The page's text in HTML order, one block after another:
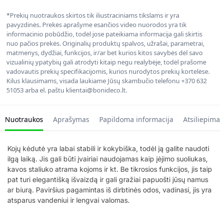
*Prekių nuotraukos skirtos tik iliustraciniams tikslams ir yra
pavyzdinės. Prekės aprašyme esančios video nuorodos yra tik
informacinio pobūdžio, todėl jose pateikiama informacija gali skirtis
nuo pačios prekės. Originalių produktų spalvos, užrašai, parametrai,
matmenys, dydžiai, funkcijos, ir/ar bet kurios kitos savybės dėl savo
vizualinių ypatybių gali atrodyti kitaip negu realybėje, todėl prašome
vadovautis prekių specifikacijomis, kurios nurodytos prekių kortelėse.
Kilus klausimams, visada laukiame Jūsų skambučio telefonu +370 632
51053 arba el. paštu klientai@bonideco.lt.
Nuotraukos Aprašymas Papildoma informacija
Kojų kėdutė yra labai stabili ir kokybiška, todėl ją galite naudoti
ilgą laiką. Jis gali būti įvairiai naudojamas kaip įėjimo suoliukas,
kavos staliuko atrama kojoms ir kt. Be tikrosios funkcijos, jis taip
pat turi elegantišką išvaizdą ir gali gražiai papuošti jūsų namus
ar biurą. Paviršius pagamintas iš dirbtinės odos, vadinasi, jis yra
atsparus vandeniui ir lengvai valomas.